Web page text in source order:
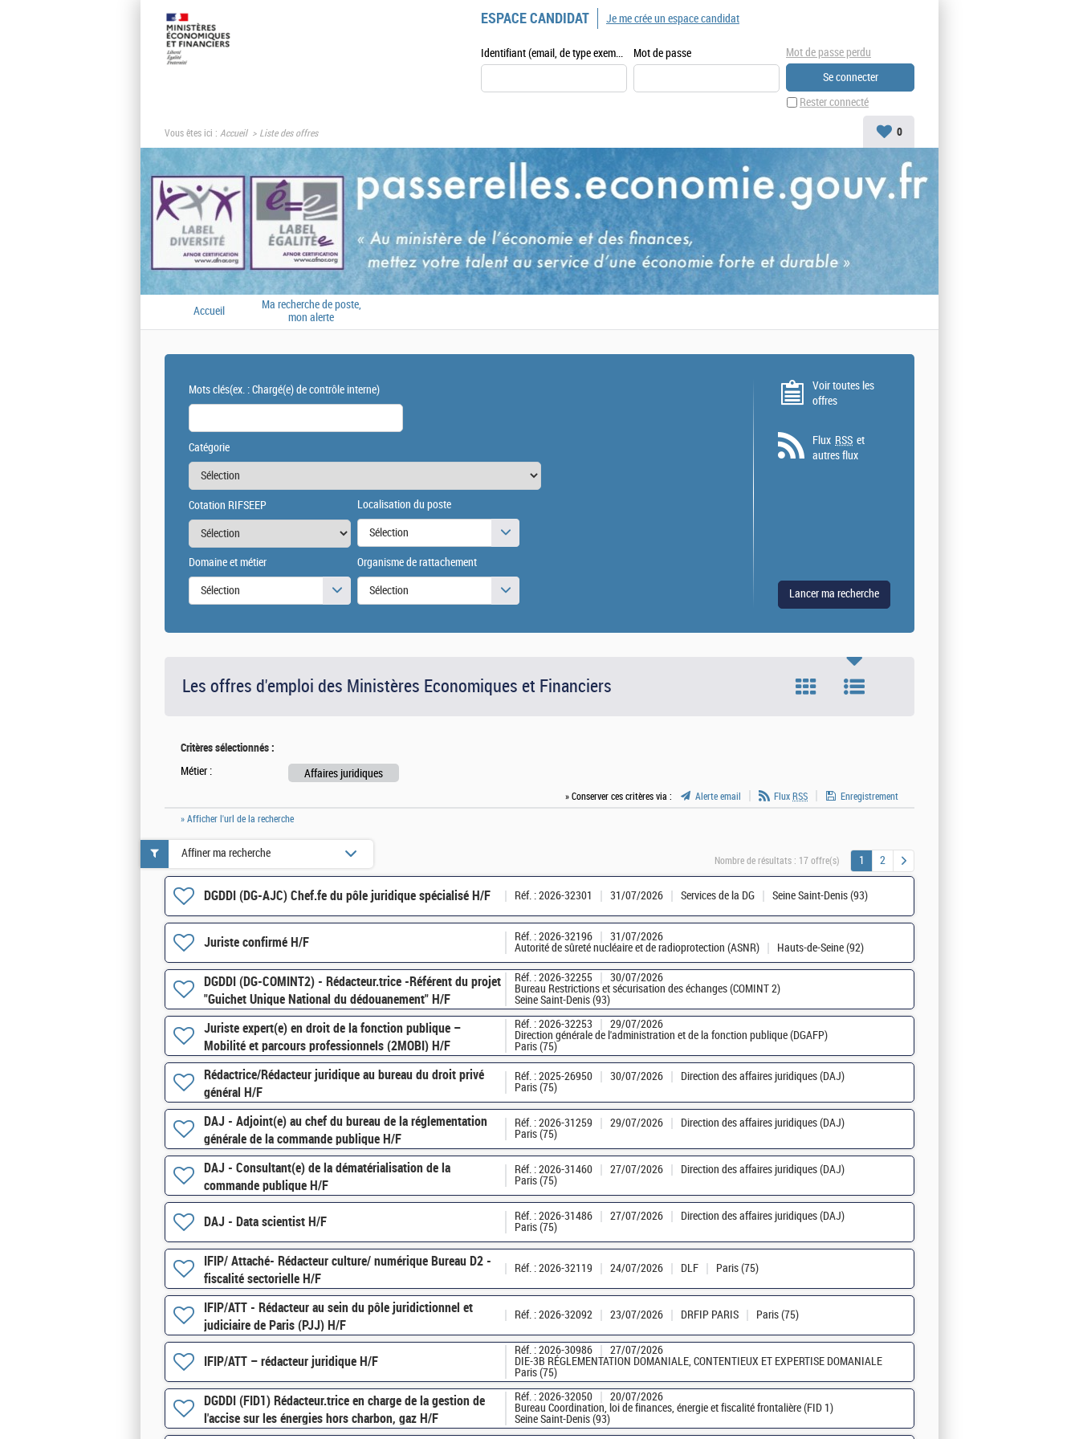
ESPACE CANDIDAT
Identifiant (email, de type exemple@exemple.fr) Mot de passe
Rester connecté
Mot de passe perdu
Je me crée un espace candidat
Vous êtes ici : Accueil Liste des offres 0
Accueil
Ma recherche de poste,
mon alerte
Mots clés(ex. : Chargé(e) de contrôle interne)
Catégorie
Cotation RIFSEEP Localisation du poste
Sélection
Domaine et métier
Sélection
Organisme de rattachement
Sélection
Voir toutes les
offres
Flux RSS et
autres flux
Les offres d'emploi des Ministères Economiques et Financiers
Critères sélectionnés :
Métier : Affaires juridiques
» Conserver ces critères via : Alerte email Flux RSS
Enregistrement
» Afficher l'url de la recherche
Nombre de résultats : 17 offre(s) 1 2
DGDDI (DG-AJC) Chef.fe du pôle juridique spécialisé H/F Réf. : 2026-32301 31/07/2026 Services de la DG Seine Saint-Denis (93)
Juriste confirmé H/F Réf. : 2026-32196
31/07/2026
Autorité de sûreté nucléaire et de radioprotection (ASNR)
Hauts-de-Seine (92)
DGDDI (DG-COMINT2) - Rédacteur.trice -Référent du projet
"Guichet Unique National du dédouanement" H/F
Réf. : 2026-32255
30/07/2026
Bureau Restrictions et sécurisation des échanges (COMINT 2)
Seine Saint-Denis (93)
Juriste expert(e) en droit de la fonction publique –
Mobilité et parcours professionnels (2MOBI) H/F
Réf. : 2026-32253
29/07/2026
Direction générale de l'administration et de la fonction publique (DGAFP)
Paris (75)
Rédactrice/Rédacteur juridique au bureau du droit privé
général H/F
Réf. : 2025-26950 30/07/2026
Direction des affaires juridiques (DAJ)
Paris (75)
DAJ - Adjoint(e) au chef du bureau de la réglementation
générale de la commande publique H/F
Réf. : 2026-31259 29/07/2026
Direction des affaires juridiques (DAJ)
Paris (75)
DAJ - Consultant(e) de la dématérialisation de la
commande publique H/F
Réf. : 2026-31460 27/07/2026
Direction des affaires juridiques (DAJ)
Paris (75)
DAJ - Data scientist H/F Réf. : 2026-31486 27/07/2026
Direction des affaires juridiques (DAJ)
Paris (75)
IFIP/ Attaché- Rédacteur culture/ numérique Bureau D2 -
fiscalité sectorielle H/F
Réf. : 2026-32119 24/07/2026 DLF Paris (75)
IFIP/ATT - Rédacteur au sein du pôle juridictionnel et
judiciaire de Paris (PJJ) H/F
Réf. : 2026-32092 23/07/2026 DRFIP PARIS Paris (75)
IFIP/ATT – rédacteur juridique H/F
Réf. : 2026-30986
27/07/2026
DIE-3B RÉGLEMENTATION DOMANIALE, CONTENTIEUX ET EXPERTISE DOMANIALE
Paris (75)
DGDDI (FID1) Rédacteur.trice en charge de la gestion de
l'accise sur les énergies hors charbon, gaz H/F
Réf. : 2026-32050
20/07/2026
Bureau Coordination, loi de finances, énergie et fiscalité frontalière (FID 1)
Seine Saint-Denis (93)
Affiner ma recherche